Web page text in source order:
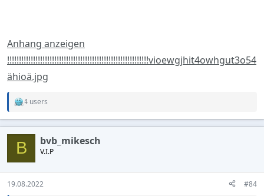
Anhang anzeigen
!!!!!!!!!!!!!!!!!!!!!!!!!!!!!!!!!!!!!!!!!!!!!!!!!!!!!!!!!!!!vioewgjhit4owhgut3o54
ähioä.jpg
R
c
o
n
s
:
4 users
B bvb_mikesch
V.I.P
19.08.2022 #84